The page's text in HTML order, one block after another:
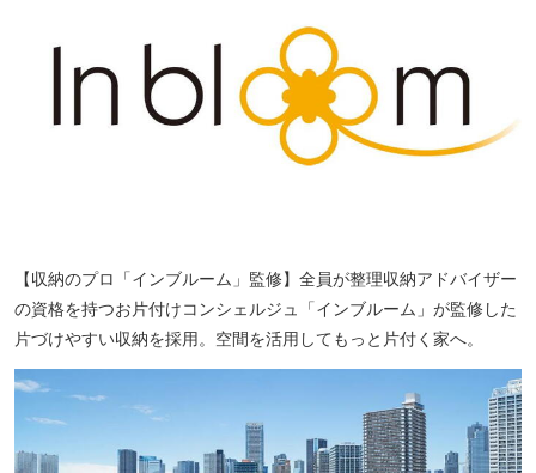
【収納のプロ「インブルーム」監修】全員が整理収納アドバイザー
の資格を持つお片付けコンシェルジュ「インブルーム」が監修した
片づけやすい収納を採用。空間を活用してもっと片付く家へ。